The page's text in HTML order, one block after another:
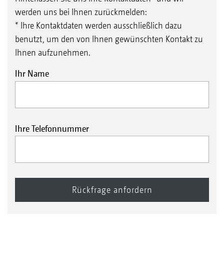
werden uns bei Ihnen zurückmelden:
* Ihre Kontaktdaten werden ausschließlich dazu
benutzt, um den von Ihnen gewünschten Kontakt zu
Ihnen aufzunehmen.
Ihr Name
Ihre Telefonnummer